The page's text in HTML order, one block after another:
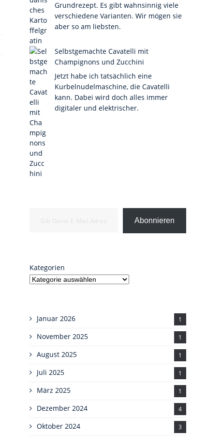
Grundrezept. Es gibt wahnsinnig viele
verschiedene Varianten. Wir mögen sie
aber so am liebsten.
Selbstgemachte Cavatelli mit
Champignons und Zucchini
Jetzt habe ich tatsächlich eine
Kurbelnudelmaschine, die Cavatelli
kann. Dabei wird doch alles immer
digitaler und elektrischer.
Abonnieren
Kategorien
Januar 2026 1
November 2025 1
August 2025 1
Juli 2025 1
März 2025 1
Dezember 2024 4
Oktober 2024 3